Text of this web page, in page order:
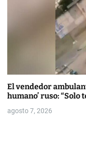
El vendedor
humano’ ruso: “Solo
agosto 7, 2026